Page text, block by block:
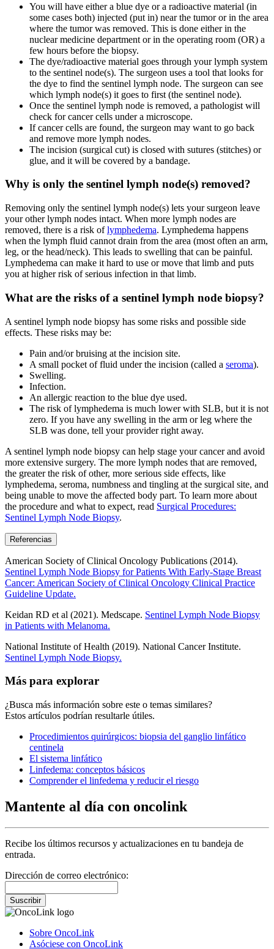
You will have either a blue dye or a radioactive material (in
some cases both) injected (put in) near the tumor or in the area
where the tumor was removed. This is done either in the
nuclear medicine department or in the operating room (OR) a
few hours before the biopsy.
The dye/radioactive material goes through your lymph system
to the sentinel node(s). The surgeon uses a tool that looks for
the dye to find the sentinel lymph node. The surgeon can see
which lymph node(s) it goes to first (the sentinel node).
Once the sentinel lymph node is removed, a pathologist will
check for cancer cells under a microscope.
If cancer cells are found, the surgeon may want to go back
and remove more lymph nodes.
The incision (surgical cut) is closed with sutures (stitches) or
glue, and it will be covered by a bandage.
Why is only the sentinel lymph node(s) removed?
Removing only the sentinel lymph node(s) lets your surgeon leave
your other lymph nodes intact. When more lymph nodes are
removed, there is a risk oflymphedema. Lymphedema happens
when the lymph fluid cannot drain from the area (most often an arm,
leg, or the head/neck). This leads to swelling that can be painful.
Lymphedema can make it hard to use or move that limb and puts
you at higher risk of serious infection in that limb.
What are the risks of a sentinel lymph node biopsy?
A sentinel lymph node biopsy has some risks and possible side
effects. These risks may be:
Pain and/or bruising at the incision site.
A small pocket of fluid under the incision (called a seroma).
Swelling.
Infection.
An allergic reaction to the blue dye used.
The risk of lymphedema is much lower with SLB, but it is not
zero. If you have any swelling in the arm or leg where the
SLB was done, tell your provider right away.
A sentinel lymph node biopsy can help stage your cancer and avoid
more extensive surgery. The more lymph nodes that are removed,
the greater the risk of other, more serious side effects, like
lymphedema, seroma, numbness and tingling at the surgical site, and
being unable to move the affected body part. To learn more about
the procedure and what to expect, read Surgical Procedures:
Sentinel Lymph Node Biopsy.
Referencias
American Society of Clinical Oncology Publications (2014).
Sentinel Lymph Node Biopsy for Patients With Early-Stage Breast
Cancer: American Society of Clinical Oncology Clinical Practice
Guideline Update.
Keidan RD et al (2021). Medscape. Sentinel Lymph Node Biopsy
in Patients with Melanoma.
National Institute of Health (2019). National Cancer Institute.
Sentinel Lymph Node Biopsy.
Más para explorar
¿Busca más información sobre este o temas similares?
Estos artículos podrían resultarle útiles.
Procedimientos quirúrgicos: biopsia del ganglio linfático
centinela
El sistema linfático
Linfedema: conceptos básicos
Comprender el linfedema y reducir el riesgo
Mantente al día con oncolink
Recibe los últimos recursos y actualizaciones en tu bandeja de
entrada.
Dirección de correo electrónico:
Suscribir
Sobre OncoLink
Asóciese con OncoLink